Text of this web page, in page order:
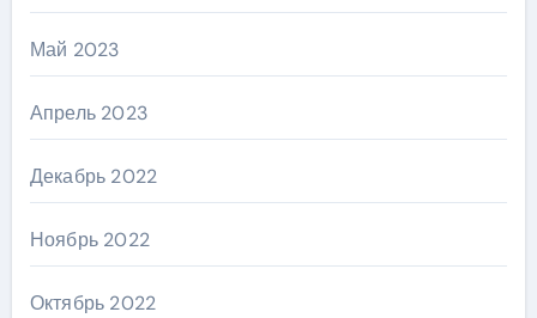
Май 2023
Апрель 2023
Декабрь 2022
Ноябрь 2022
Октябрь 2022